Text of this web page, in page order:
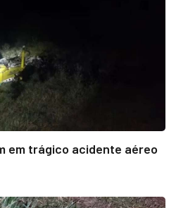
em trágico acidente aéreo